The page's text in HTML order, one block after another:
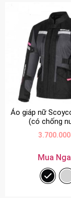
Áo giáp nữ
(có chống
3.700.000
Mua